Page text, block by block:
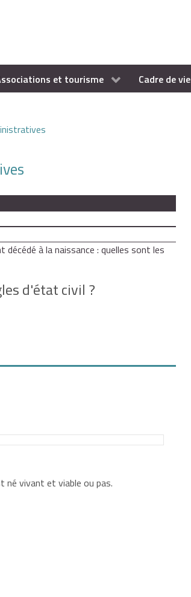
et tourisme Cadre de vie
décédé à la naissance : quelles sont les
d'état civil ?
né vivant et viable ou pas.